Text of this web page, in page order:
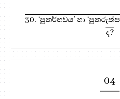
30. ‘පුනර්භවය’ හා
ද?
04